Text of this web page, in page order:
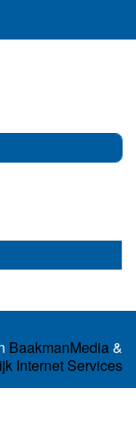
BaakmanMedia&
Internet Services